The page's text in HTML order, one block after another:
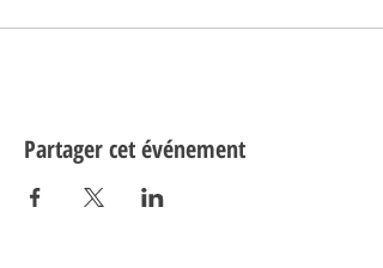
Partager cet événement